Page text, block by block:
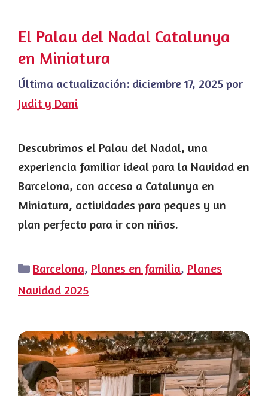
El Palau del Nadal Catalunya
en Miniatura
Última actualización: diciembre 17, 2025 por
Judit y Dani
Descubrimos el Palau del Nadal, una
experiencia familiar ideal para la Navidad en
Barcelona, con acceso a Catalunya en
Miniatura, actividades para peques y un
plan perfecto para ir con niños.
Categorías
Barcelona, Planes en familia, Planes
Navidad 2025